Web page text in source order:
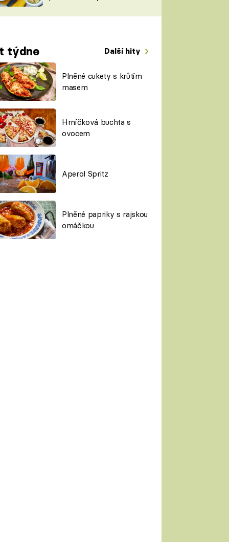
týdne Další hity
Plněné cukety s krůtím
masem
Hrníčková buchta s
ovocem
Aperol Spritz
Plněné papriky s rajskou
omáčkou